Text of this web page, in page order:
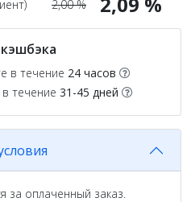
2,00 %
в течение 24 часов
течение 31-45 дней
за оплаченный заказ.